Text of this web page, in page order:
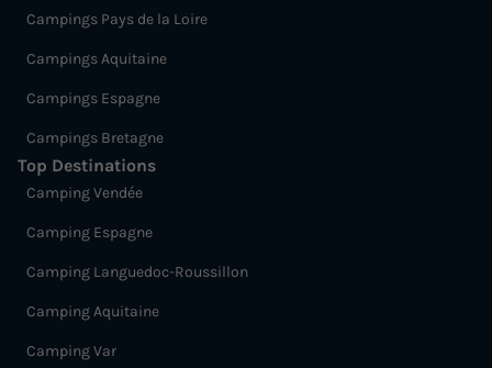
Campings Pays de la Loire
Campings Aquitaine
Campings Espagne
Campings Bretagne
Top Destinations
Camping Vendée
Camping Espagne
Camping Languedoc-Roussillon
Camping Aquitaine
Camping Var